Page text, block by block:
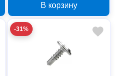
ГОСТ 4,2x19 500 шт
PR17.00336
В корзину
-31%